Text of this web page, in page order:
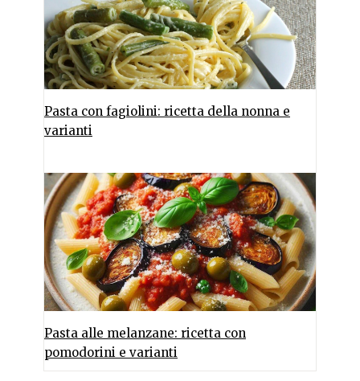
Pasta con fagiolini: ricetta della nonna e
varianti
Pasta alle melanzane: ricetta con
pomodorini e varianti